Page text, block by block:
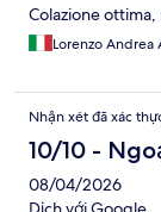
Colazione
Lorenzo
Nhận xét đã xác
10/10 -
08/04/2026